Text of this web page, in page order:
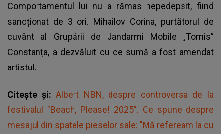
Comportamentul lui nu a rămas nepedepsit, fiind
sancționat de 3 ori. Mihailov Corina, purtătorul de
cuvânt al Grupării de Jandarmi Mobile „Tomis”
Constanța, a dezvăluit cu ce sumă a fost amendat
artistul.
Citește și:Albert NBN, despre controversa de la
festivalul "Beach, Please! 2025”. Ce spune despre
mesajul din spatele pieselor sale: "Mă refeream la cu